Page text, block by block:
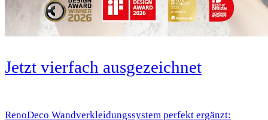
Jetzt vierfach ausgezeichnet
RenoDeco Wandverkleidungssystem perfekt ergänzt: